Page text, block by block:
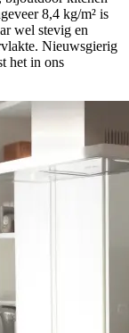
8,4 kg/m² is
wel stevig en
Nieuwsgierig
het in ons